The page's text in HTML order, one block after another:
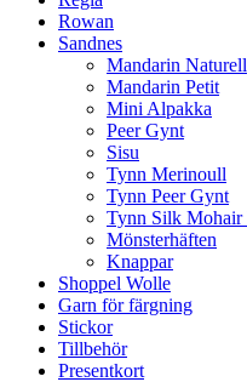
Rowan
Sandnes
Mandarin Naturell
Mandarin Petit
Mini Alpakka
Peer Gynt
Sisu
Tynn Merinoull
Tynn Peer Gynt
Tynn Silk Mohair
Mönsterhäften
Knappar
Shoppel Wolle
Garn för färgning
Stickor
Tillbehör
Presentkort